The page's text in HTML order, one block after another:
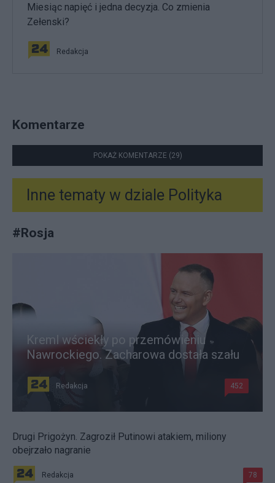
Miesiąc napięć i jedna decyzja. Co zmienia
Zełenski?
Redakcja
Komentarze
POKAŻ KOMENTARZE (29)
Inne tematy w dziale Polityka
#Rosja
Kreml wściekły po przemówieniu
Nawrockiego. Zacharowa dostała szału
Redakcja 452
Drugi Prigożyn. Zagroził Putinowi atakiem, miliony
obejrzało nagranie
Redakcja 78